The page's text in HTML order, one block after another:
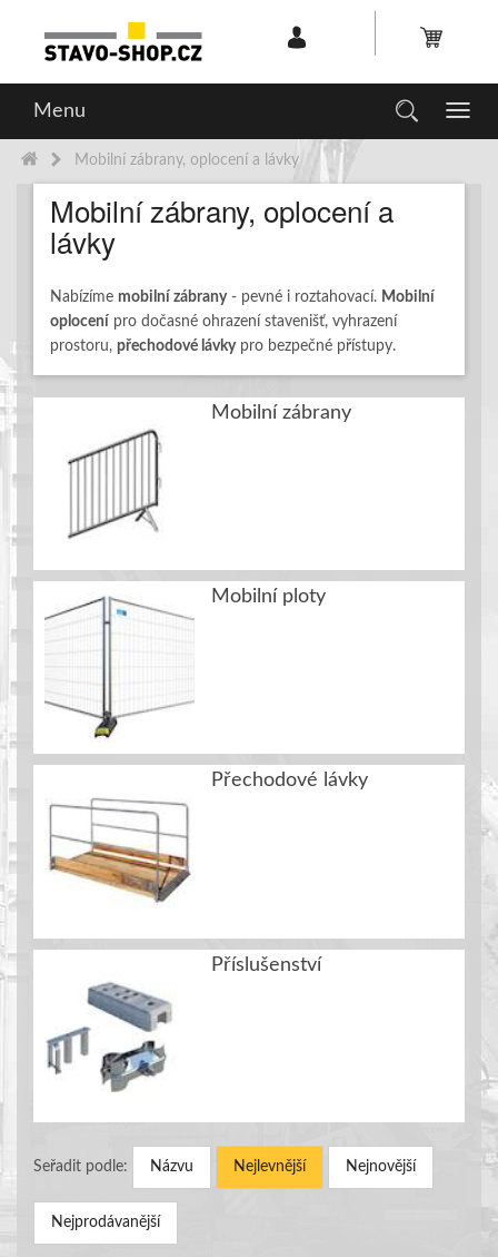
Toggle
Menu
Mobilní zábrany, oplocení a lávky
Mobilní zábrany, oplocení a
lávky
Nabízíme mobilní zábrany- pevné i roztahovací. Mobilní
oplocení pro dočasné ohrazení stavenišť, vyhrazení
prostoru, přechodové lávkypro bezpečné přístupy.
Mobilní zábrany
Mobilní ploty
Přechodové lávky
Příslušenství
Seřadit podle: Názvu Nejlevnější Nejnovější
Nejprodávanější